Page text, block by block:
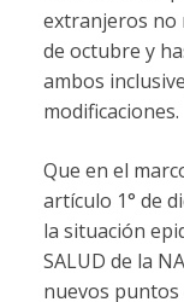
extranjeros no
de octubre y
ambos
modificaciones.
Que en el
artículo 1° de
la situación
SALUD de la
nuevos puntos